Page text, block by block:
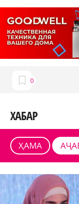
ХАБАР
ҲАМА